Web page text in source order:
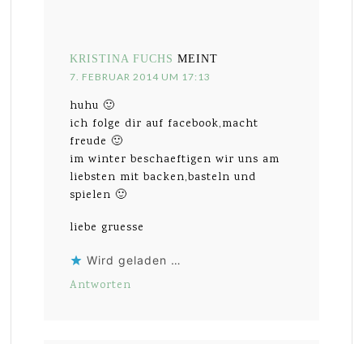
KRISTINA FUCHS MEINT
7. FEBRUAR 2014 UM 17:13
huhu 🙂
ich folge dir auf facebook,macht
freude 🙂
im winter beschaeftigen wir uns am
liebsten mit backen,basteln und
spielen 🙂
liebe gruesse
Wird geladen …
Antworten